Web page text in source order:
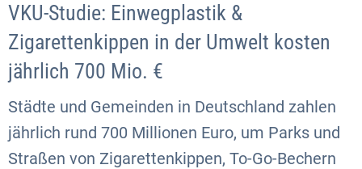
VKU-Studie: Einwegplastik &
Zigarettenkippen in der Umwelt kosten
jährlich 700 Mio. €
Städte und Gemeinden in Deutschland zahlen
jährlich rund 700 Millionen Euro, um Parks und
Straßen von Zigarettenkippen, To-Go-Bechern